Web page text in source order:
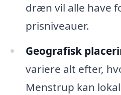
dræn vil alle have
prisniveauer.
Geografisk
variere alt efter,
Menstrup kan